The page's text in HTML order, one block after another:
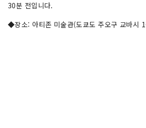
30분 전입니다.
◆장소: 아티존 미술관(도쿄도 주오구 교바시